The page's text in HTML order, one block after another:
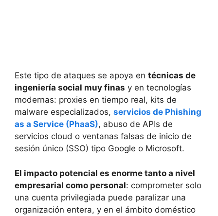
Este tipo de ataques se apoya en técnicas de
ingeniería social muy finas y en tecnologías
modernas: proxies en tiempo real, kits de
malware especializados, servicios de Phishing
as a Service (PhaaS), abuso de APIs de
servicios cloud o ventanas falsas de inicio de
sesión único (SSO) tipo Google o Microsoft.
El impacto potencial es enorme tanto a nivel
empresarial como personal: comprometer solo
una cuenta privilegiada puede paralizar una
organización entera, y en el ámbito doméstico